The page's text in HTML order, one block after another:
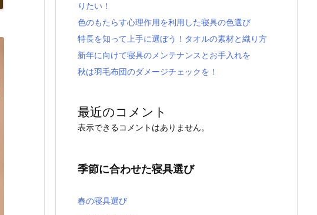
りたい！
色のもたらす心理作用を利用した寝具の色選び
特長を知って上手に選ぼう！タオルの素材と織り方
新年に向けて寝具のメンテナンスとお手入れを
秋は羽毛布団のダメージチェックを！
最近のコメント
表示できるコメントはありません。
季節に合わせた寝具選び
春の寝具選び